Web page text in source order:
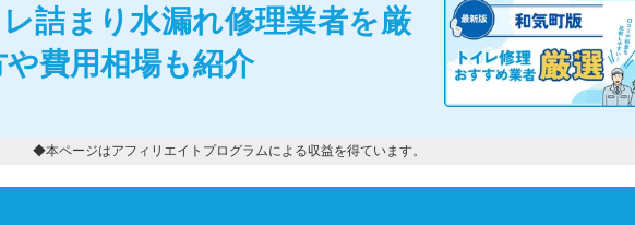
詰まり水漏れ修理業者を厳
費用相場も紹介
◆本ページはアフィリエイトプログラムによる収益を得ています。